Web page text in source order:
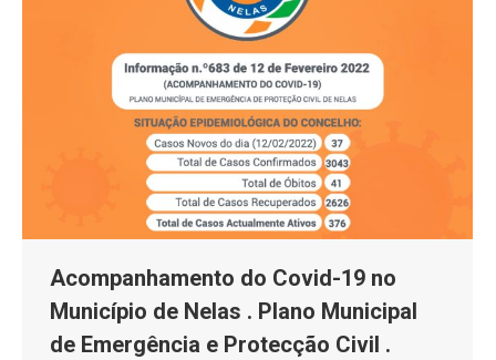
Acompanhamento do Covid-19 no
Município de Nelas . Plano Municipal
de Emergência e Protecção Civil .